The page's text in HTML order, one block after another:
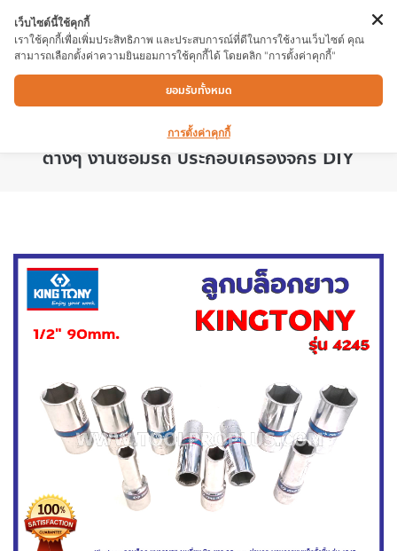
ลูกบล็อกยาว KINGTONY 28X1/2″x6P ผ่าน
กระบวนการชุบแข็งทั้งชิ้น รุ่น 4245 ลูกบล็อกยาว
เหมาะสำหรับงาน ขันสกรู ที่เข้าถึงได้ยาก แบบ
ต่างๆ งานซ่อมรถ ประกอบเครื่องจักร DIY
เว็บไซต์นี้ใช้คุกกี้
เราใช้คุกกี้เพื่อเพิ่มประสิทธิภาพ และประสบการณ์ที่ดีในการใช้งานเว็บไซต์ คุณ
สามารถเลือกตั้งค่าความยินยอมการใช้คุกกี้ได้ โดยคลิก "การตั้งค่าคุกกี้"
ยอมรับทั้งหมด
การตั้งค่าคุกกี้